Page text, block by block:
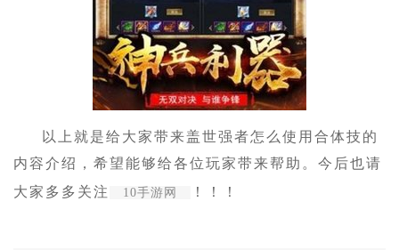
以上就是给大家带来盖世强者怎么使用合体技的
内容介绍，希望能够给各位玩家带来帮助。今后也请
大家多多关注
10手游网 ！！！